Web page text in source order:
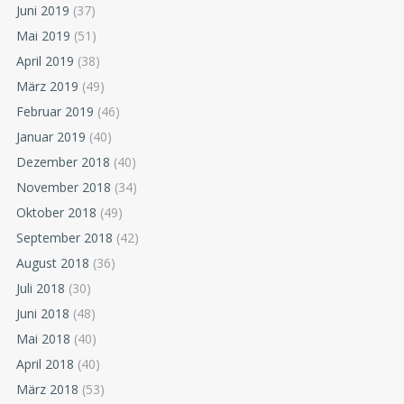
Juni 2019 (37)
Mai 2019 (51)
April 2019 (38)
März 2019 (49)
Februar 2019 (46)
Januar 2019 (40)
Dezember 2018 (40)
November 2018 (34)
Oktober 2018 (49)
September 2018 (42)
August 2018 (36)
Juli 2018 (30)
Juni 2018 (48)
Mai 2018 (40)
April 2018 (40)
März 2018 (53)